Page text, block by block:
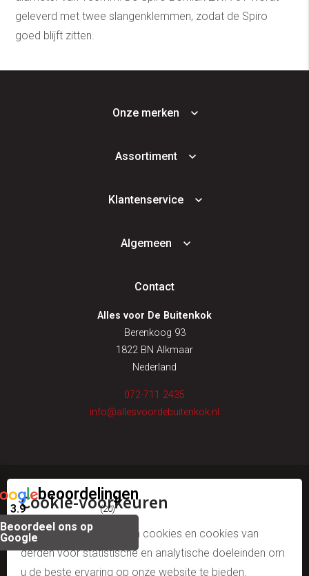
geleverd met twee slangenklemmen, zodat de Spiro
goed blijft zitten.
Onze merken
Assortiment
Klantenservice
Algemeen
Contact
Alles voor De Buitenkok
Berenkoog 93
1822 BN Alkmaar
Nederland
072-711 2435
info@allesvoordebuitenkok.nl
© alles voor de buitenkok
algemene voorwaarden
disclaimer & copyright
beoordelingen
3.9 (20)
Beoordeel ons op
Google
Cookie-voorkeuren
Wij gebruiken onze eigen cookies en cookies van
derden voor statistische en analytische doeleinden om
u de beste ervaring op onze website te bieden.